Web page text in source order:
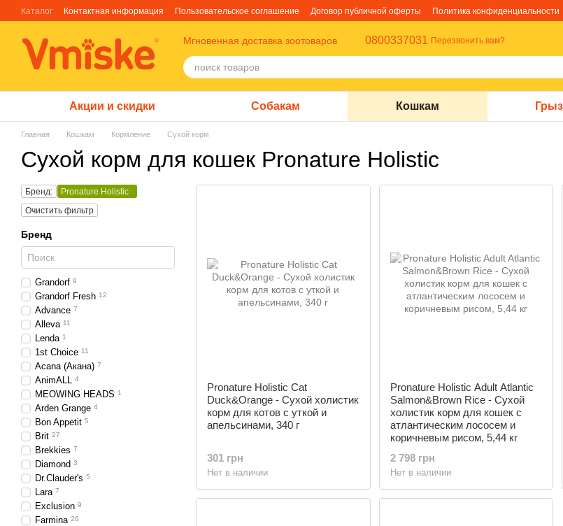
Перейти к основному контенту
Каталог Контактная информация Пользовательское соглашение Договор публичной оферты Политика конфиденциальности
Мгновенная доставка зоотоваров 0800337031 Перезвонить вам?
Акции и скидки Собакам Кошкам
Главная Кошкам Кормление Сухой корм
Сухой корм для кошек Pronature Holistic
Pronature Holistic Cat
Duck&Orange - Сухой холистик
корм для котов c уткой и
апельсинами, 340 г
301 грн
Нет в наличии
Pronature Holistic Adult Atlantic
Salmon&Brown Rice - Сухой
холистик корм для кошек с
атлантическим лососем и
коричневым рисом, 5,44 кг
2 798 грн
Нет в наличии
Бренд:
Pronature Holistic
Очистить фильтр
Бренд
Grandorf 9
Grandorf Fresh 12
Advance 7
Alleva 11
Lenda 1
1st Choice 11
Acana (Акана) 7
AnimALL 4
MEOWING HEADS 1
Arden Grange 4
Bon Appetit 5
Brit 27
Brekkies 7
Diamond 3
Dr.Clauder's 5
Lara 7
Exclusion 9
Farmina 26